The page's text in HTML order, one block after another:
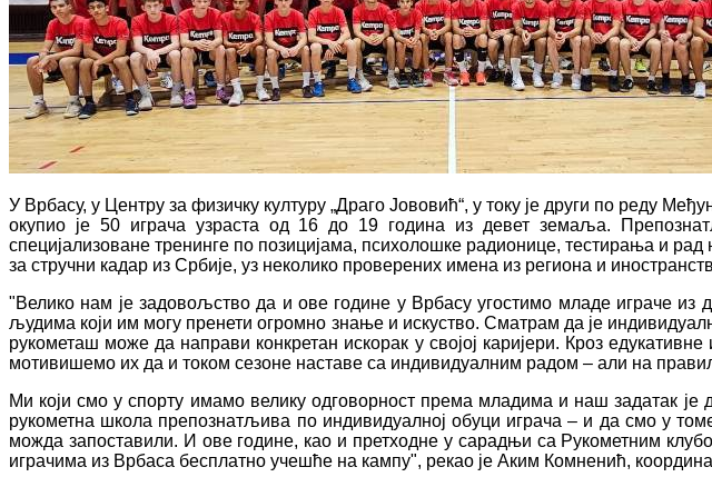
У Врбасу, у Центру за физичку културу „Драго Јововић“, у току је други по реду
окупио је 50 играча узраста од 16 до 19 година из девет земаља.
специјализоване тренинге по позицијама, психолошке радионице, тестирања и
за стручни кадар из Србије, уз неколико проверених имена из региона и
"Велико нам је задовољство да и ове године у Врбасу угостимо младе играче
људима који им могу пренети огромно знање и искуство. Сматрам да је
рукометаш може да направи конкретан искорак у својој каријери. Кроз
мотивишемо их да и током сезоне наставе са индивидуалним радом – али на
Ми који смо у спорту имамо велику одговорност према младима и наш задатак
рукометна школа препознатљива по индивидуалној обуци играча – и да смо у
можда запоставили. И ове године, као и претходне у сарадњи са Рукометним
играчима из Врбаса бесплатно учешће на кампу", рекао је Аким Комненић,